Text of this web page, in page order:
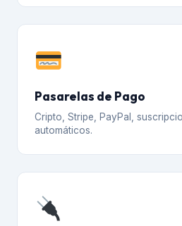
Pasarelas de Pago
Cripto, Stripe, PayPal,
automáticos.